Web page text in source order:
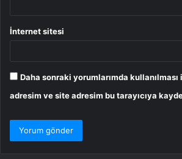
İnternet sitesi
Daha sonraki yorumlarımda kullanılması
adresim ve site adresim bu tarayıcıya